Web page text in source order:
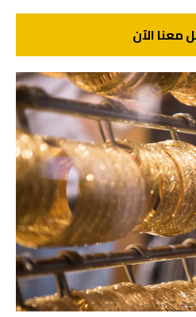
معنا الآن